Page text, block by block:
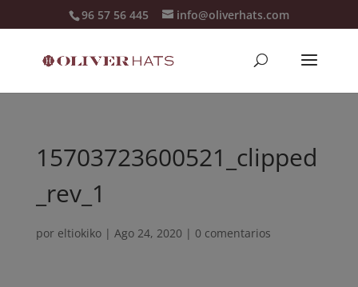
96 57 56 445 info@oliverhats.com
15703723600521_clipped
_rev_1
por eltiokiko| Ago 24, 2020 | 0 comentarios